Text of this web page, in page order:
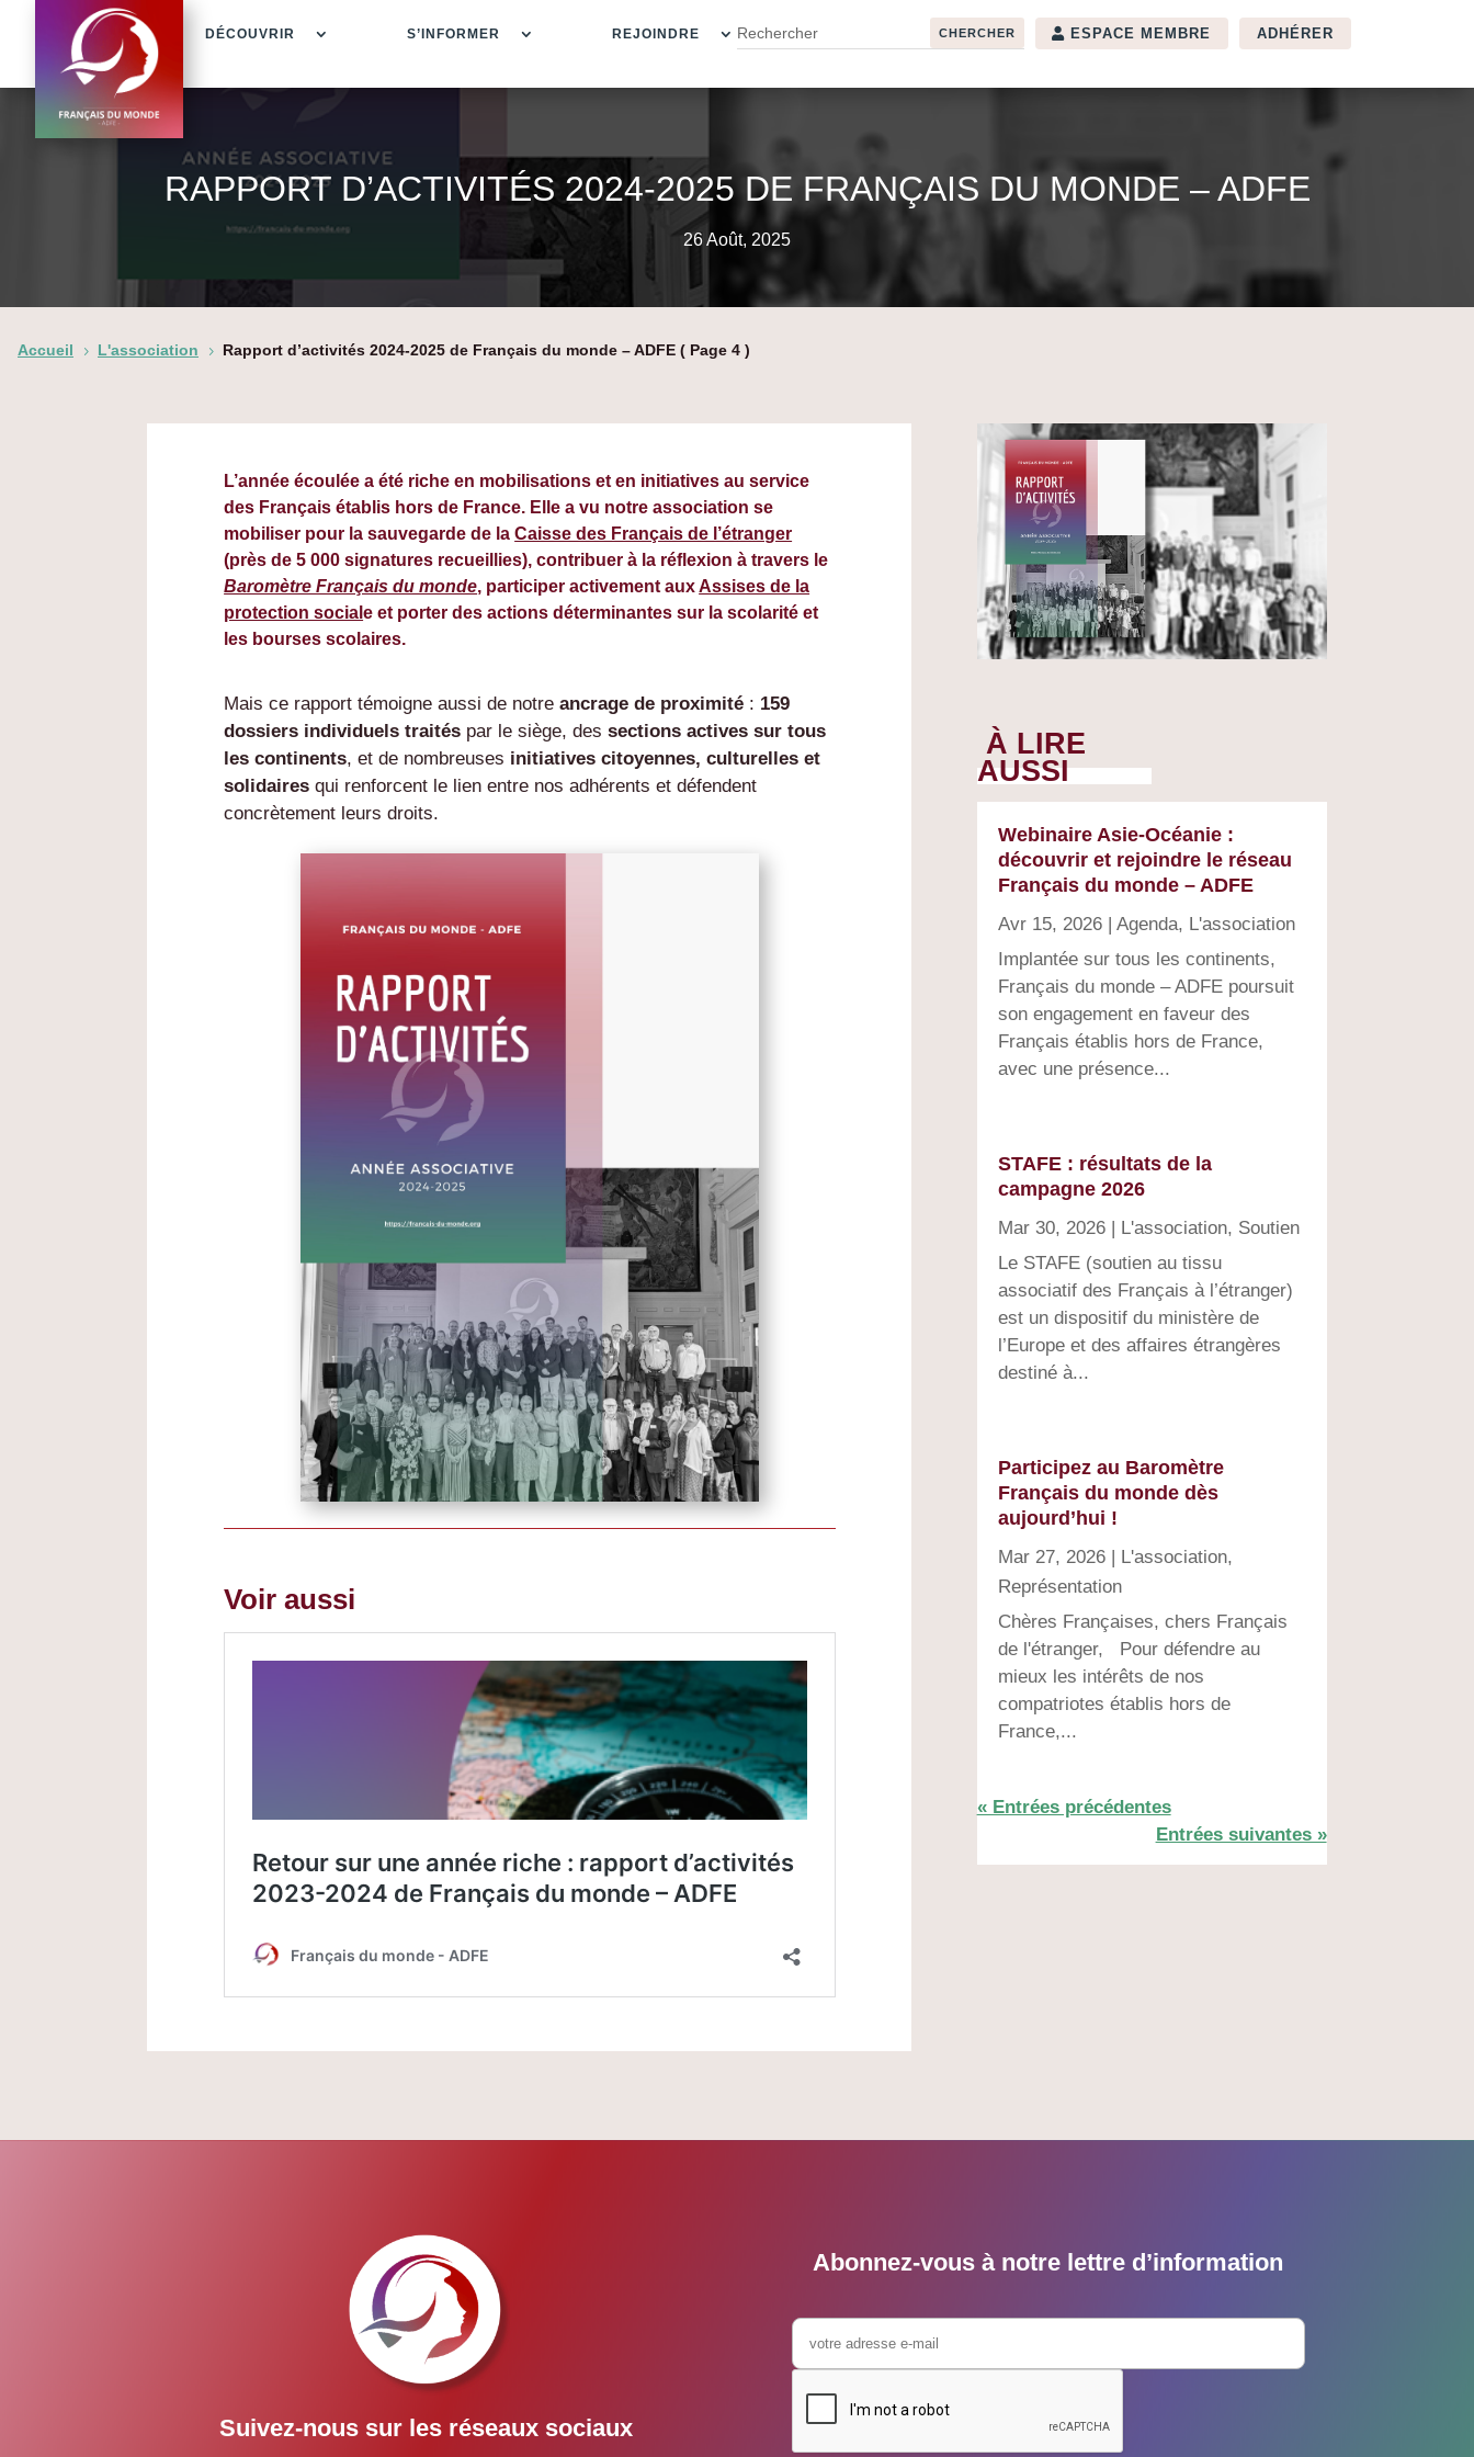
DÉCOUVRIR S’INFORMER REJOINDRE ESPACE MEMBRE ADHÉRER
RAPPORT D’ACTIVITÉS 2024-2025 DE FRANÇAIS DU MONDE – ADFE
26 Août, 2025
Accueil 5 L'association 5 Rapport d’activités 2024-2025 de Français du monde – ADFE ( Page 4 )
L’année écoulée a été riche en mobilisations et en initiatives au service
des Français établis hors de France. Elle a vu notre association se
mobiliser pour la sauvegarde de laCaisse des Français de l’étranger
(près de 5 000 signatures recueillies), contribuer à la réflexion à travers le
Baromètre Français du monde, participer activement auxAssises de la
protection sociale et porter des actions déterminantes sur la scolarité et
les bourses scolaires.
Mais ce rapport témoigne aussi de notreancrage de proximité : 159
dossiers individuels traités par le siège, dessections actives sur tous
les continents, et de nombreuses initiatives citoyennes, culturelles et
solidaires qui renforcent le lien entre nos adhérents et défendent
concrètement leurs droits.
Voir aussi
À LIRE
AUSSI
Webinaire Asie-Océanie :
découvrir et rejoindre le réseau
Français du monde – ADFE
Avr 15, 2026| Agenda, L'association
Implantée sur tous les continents,
Français du monde – ADFE poursuit
son engagement en faveur des
Français établis hors de France,
avec une présence...
STAFE : résultats de la
campagne 2026
Mar 30, 2026| L'association, Soutien
Le STAFE (soutien au tissu
associatif des Français à l’étranger)
est un dispositif du ministère de
l’Europe et des affaires étrangères
destiné à...
Participez au Baromètre
Français du monde dès
aujourd’hui !
Mar 27, 2026| L'association,
Représentation
Chères Françaises, chers Français
de l'étranger, Pour défendre au
mieux les intérêts de nos
compatriotes établis hors de
France,...
« Entrées précédentes
Entrées suivantes »
Suivez-nous sur les réseaux sociaux
Abonnez-vous à notre lettre d’information